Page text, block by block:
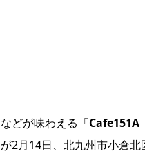
どが味わえる「Cafe151A
が2月14日、北九州市小倉北